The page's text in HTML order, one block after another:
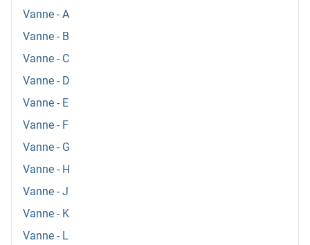
Vanne - A
Vanne - B
Vanne - C
Vanne - D
Vanne - E
Vanne - F
Vanne - G
Vanne - H
Vanne - J
Vanne - K
Vanne - L